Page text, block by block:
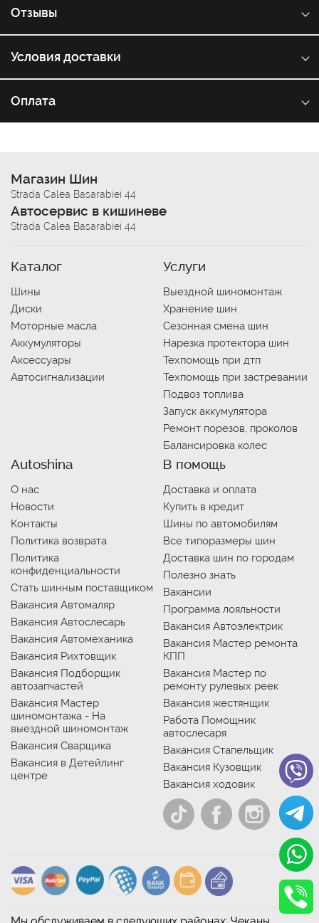
Отзывы
Условия доставки
Оплата
Магазин Шин
Strada Calea Basarabiei 44
Автосервис в кишиневе
Strada Calea Basarabiei 44
Каталог
Шины
Диски
Моторные масла
Аккумуляторы
Аксессуары
Автосигнализации
Услуги
Выездной шиномонтаж
Хранение шин
Сезонная смена шин
Нарезка протектора шин
Техпомощь при дтп
Техпомощь при застревании
Подвоз топлива
Запуск аккумулятора
Ремонт порезов, проколов
Балансировка колес
Autoshina
О нас
Новости
Контакты
Политика возврата
Политика
конфиденциальности
Стать шинным поставщиком
Вакансия Автомаляр
Вакансия Автослесарь
Вакансия Автомеханика
Вакансия Рихтовщик
Вакансия Подборщик
автозапчастей
Вакансия Мастер
шиномонтажа - На
выездной шиномонтаж
Вакансия Сварщика
Вакансия в Детейлинг
центре
В помощь
Доставка и оплата
Купить в кредит
Шины по автомобилям
Все типоразмеры шин
Доставка шин по городам
Полезно знать
Вакансии
Программа лояльности
Вакансия Автоэлектрик
Вакансия Мастер ремонта
КПП
Вакансия Мастер по
ремонту рулевых реек
Вакансия жестянщик
Работа Помощник
автослесаря
Вакансия Стапельщик
Вакансия Кузовщик
Вакансия ходовик